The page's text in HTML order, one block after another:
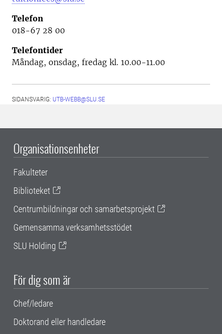
Telefon
018-67 28 00
Telefontider
Måndag, onsdag, fredag kl. 10.00-11.00
SIDANSVARIG: UTB-WEBB@SLU.SE
Organisationsenheter
Fakulteter
Biblioteket
Centrumbildningar och samarbetsprojekt
Gemensamma verksamhetsstödet
SLU Holding
För dig som är
Chef/ledare
Doktorand eller handledare